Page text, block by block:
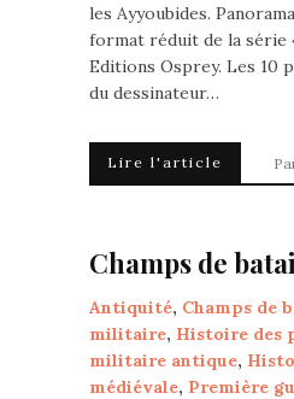
les Ayyoubides.
format réduit de la série
Editions Osprey. Les 10
du dessinateur…
Lire l'article
Champs de
Antiquité, Champs de
militaire, Histoire des
militaire antique,
médiévale, Première